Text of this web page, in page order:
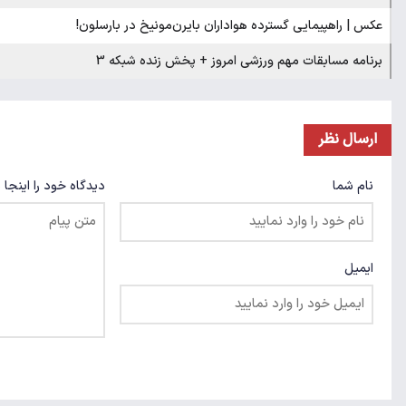
عکس | راهپیمایی گسترده هواداران بایرن‌مونیخ در بارسلون!
برنامه مسابقات مهم ورزشی امروز + پخش زنده شبکه 3
ارسال نظر
نام شما
ایمیل
دیدگاه خود را